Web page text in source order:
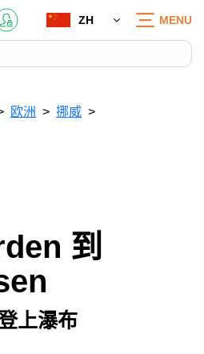
ZH MENU
欧洲
挪威
到
上瀑布